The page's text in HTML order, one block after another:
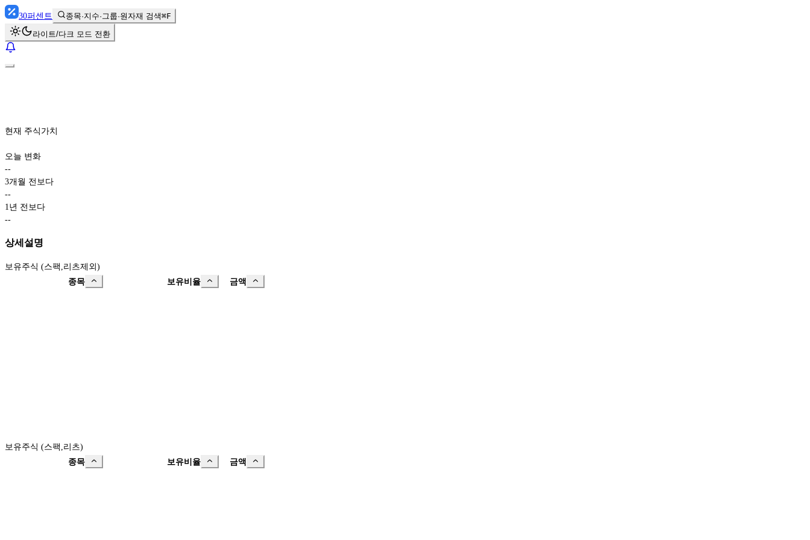
30퍼센트 종목·지수·그룹·원자재 검색⌘F
라이트/다크 모드 전환
현재 주식가치
오늘 변화
--
3개월 전보다
--
1년 전보다
--
상세설명
보유주식 (스팩,리츠제외)
종목
보유비율 금액
보유주식 (스팩,리츠)
종목
보유비율 금액